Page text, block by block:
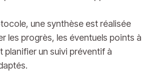
une synthèse est réalisée
les progrès, les éventuels points à
planifier un suivi préventif à